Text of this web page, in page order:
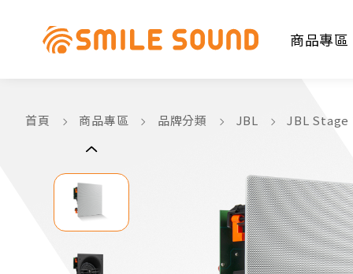
商品分類查詢
請選擇商品分類
商品專區
首頁 商品專區 品牌分類 JBL JBL Stage